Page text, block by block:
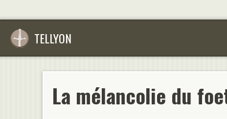
TELLYON
La mélancolie du